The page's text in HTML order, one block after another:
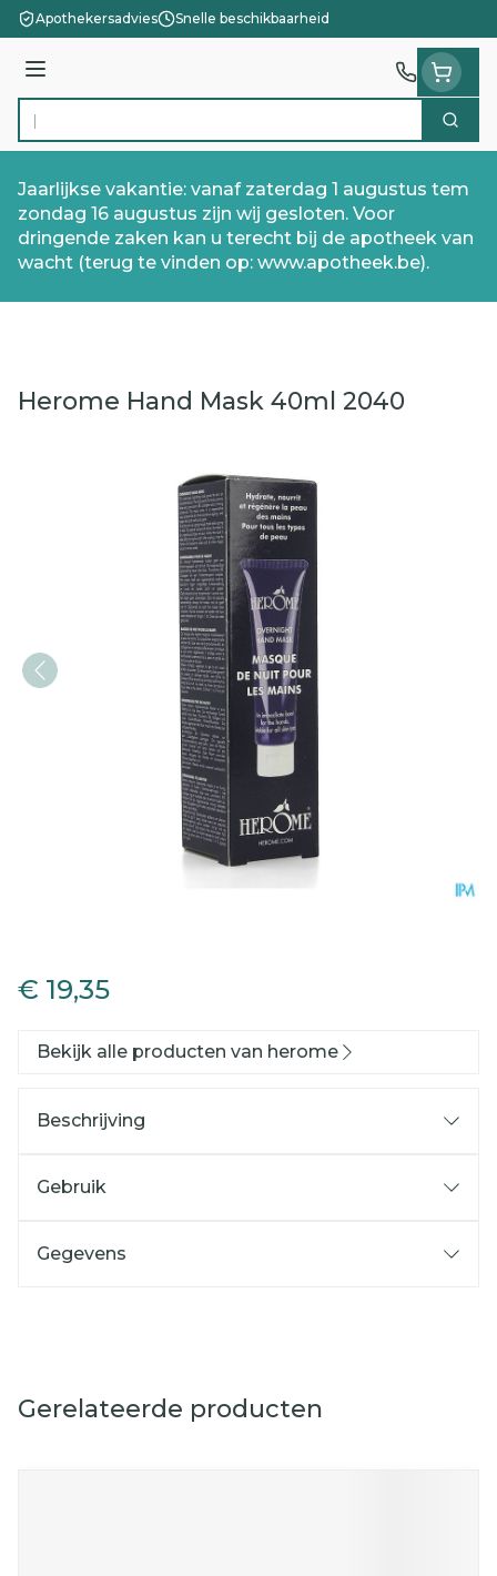
Ga naar de inhoud
Apothekersadvies Snelle beschikbaarheid
Menu
Product, merk, categorie... Zoek
Jaarlijkse vakantie: vanaf zaterdag 1 augustus tem
zondag 16 augustus zijn wij gesloten. Voor
dringende zaken kan u terecht bij de apotheek van
wacht (terug te vinden op: www.apotheek.be).
Herome Hand Mask 40ml 2040
€ 19,35
Bekijk alle producten van herome
Beschrijving
Gebruik
Gegevens
Gerelateerde producten